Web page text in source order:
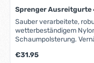
Sprenger Ausreitgurte
Sauber verarbeitete,
wetterbeständigem
Schaumpolsterung.
werden.
Regulärer Preis:
€31.95